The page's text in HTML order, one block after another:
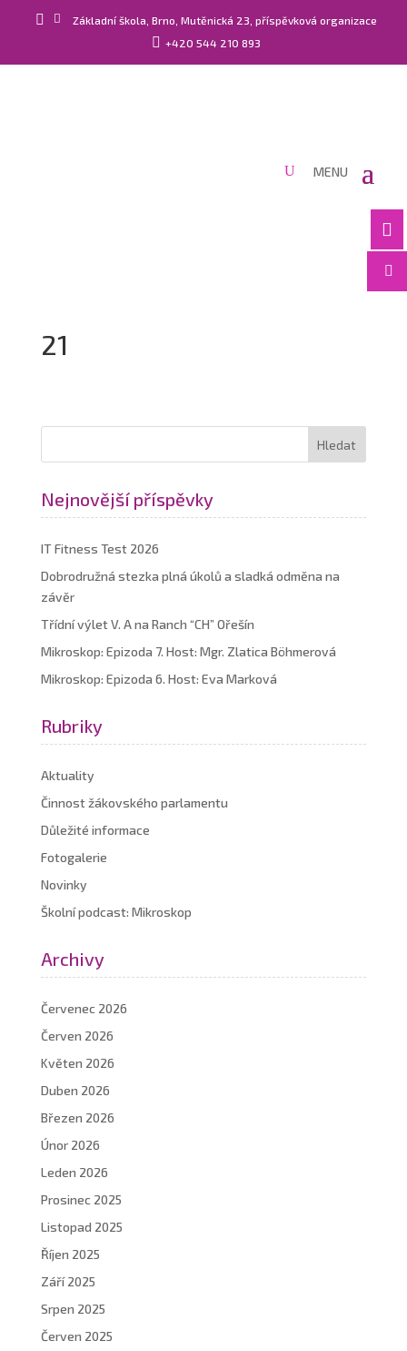
  Základní škola, Brno, Mutěnická 23, příspěvková organizace
 +420 544 210 893


21
Nejnovější příspěvky
IT Fitness Test 2026
Dobrodružná stezka plná úkolů a sladká odměna na
závěr
Třídní výlet V. A na Ranch “CH” Ořešín
Mikroskop: Epizoda 7. Host: Mgr. Zlatica Böhmerová
Mikroskop: Epizoda 6. Host: Eva Marková
Rubriky
Aktuality
Činnost žákovského parlamentu
Důležité informace
Fotogalerie
Novinky
Školní podcast: Mikroskop
Archivy
Červenec 2026
Červen 2026
Květen 2026
Duben 2026
Březen 2026
Únor 2026
Leden 2026
Prosinec 2025
Listopad 2025
Říjen 2025
Září 2025
Srpen 2025
Červen 2025